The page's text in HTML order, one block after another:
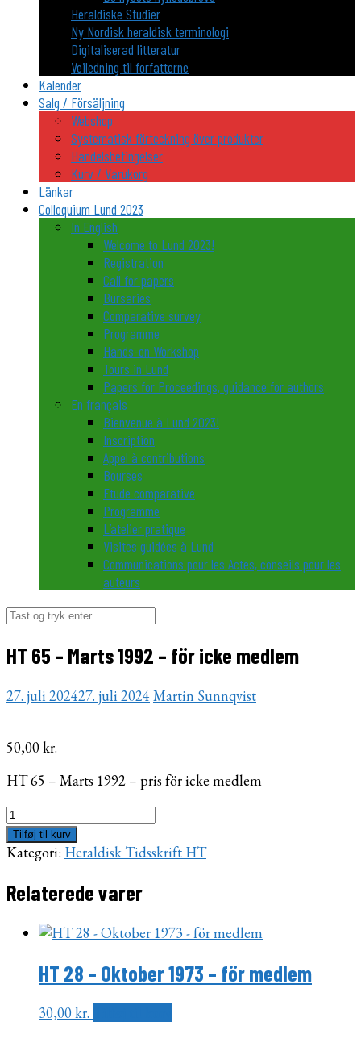
Heraldiske Studier
Ny Nordisk heraldisk terminologi
Digitaliserad litteratur
Veiledning til forfatterne
Kalender
Salg / Försäljning
Webshop
Systematisk förteckning över produkter
Handelsbetingelser
Kurv / Varukorg
Länkar
Colloquium Lund 2023
In English
Welcome to Lund 2023!
Registration
Call for papers
Bursaries
Comparative survey
Programme
Hands-on Workshop
Tours in Lund
Papers for Proceedings, guidance for authors
En français
Bienvenue à Lund 2023!
Inscription
Appel à contributions
Bourses
Etude comparative
Programme
L’atelier pratique
Visites guidées à Lund
Communications pour les Actes, conseils pour les
auteurs
Søg
HT 65 – Marts 1992 – för icke medlem
27. juli 202427. juli 2024 Martin Sunnqvist
50,00kr.
HT 65 – Marts 1992 – pris för icke medlem
HT
65
-
1992
-
Tilføj til kurv
Kategori: Heraldisk Tidsskrift HT
Relaterede varer
HT 28 – Oktober 1973 – för medlem
30,00kr.